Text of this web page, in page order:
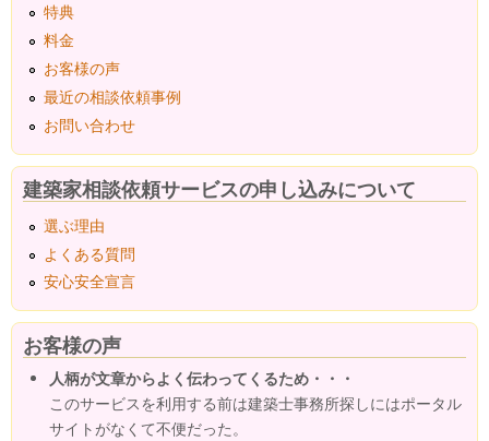
特典
料金
お客様の声
最近の相談依頼事例
お問い合わせ
建築家相談依頼サービスの申し込みについて
選ぶ理由
よくある質問
安心安全宣言
お客様の声
人柄が文章からよく伝わってくるため・・・
このサービスを利用する前は建築士事務所探しにはポータル
サイトがなくて不便だった。